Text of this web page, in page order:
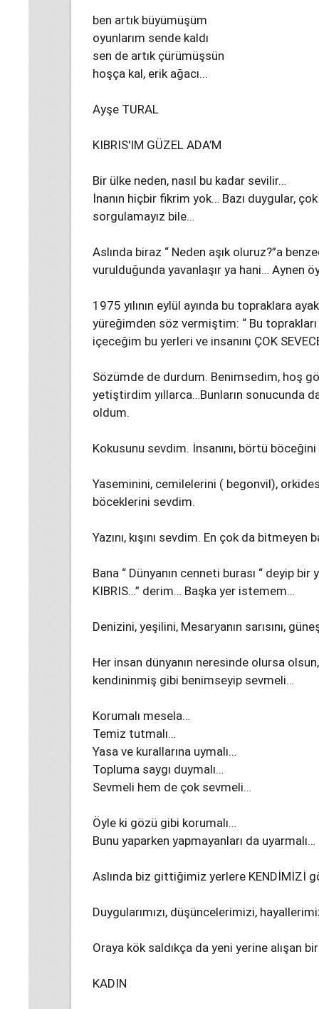
ben artık büyümüşüm
oyunlarım sende kaldı
sen de artık çürümüşsün
hoşça kal, erik ağacı...
Ayşe TURAL
KIBRIS'IM GÜZEL ADA’M
Bir ülke neden, nasıl bu kadar sevilir…
İnanın hiçbir fikrim yok… Bazı duygular,
sorgulamayız bile…
Aslında biraz “ Neden aşık oluruz?”a
vurulduğunda yavanlaşır ya hani… Aynen
1975 yılının eylül ayında bu topraklara
yüreğimden söz vermiştim: “ Bu
içeceğim bu yerleri ve insanını ÇOK
Sözümde de durdum. Benimsedim, hoş
yetiştirdim yıllarca…Bunların sonucunda
oldum.
Kokusunu sevdim. İnsanını, börtü
Yaseminini, cemilelerini ( begonvil),
böceklerini sevdim.
Yazını, kışını sevdim. En çok da bitmeyen
Bana “ Dünyanın cenneti burası “ deyip
KIBRIS…” derim… Başka yer istemem…
Denizini, yeşilini, Mesaryanın sarısını,
Her insan dünyanın neresinde olursa
kendininmiş gibi benimseyip sevmeli…
Korumalı mesela…
Temiz tutmalı…
Yasa ve kurallarına uymalı…
Topluma saygı duymalı…
Sevmeli hem de çok sevmeli…
Öyle ki gözü gibi korumalı…
Bunu yaparken yapmayanları da uyarmalı…
Aslında biz gittiğimiz yerlere KENDİMİZİ
Duygularımızı, düşüncelerimizi,
Oraya kök saldıkça da yeni yerine alışan
KADIN